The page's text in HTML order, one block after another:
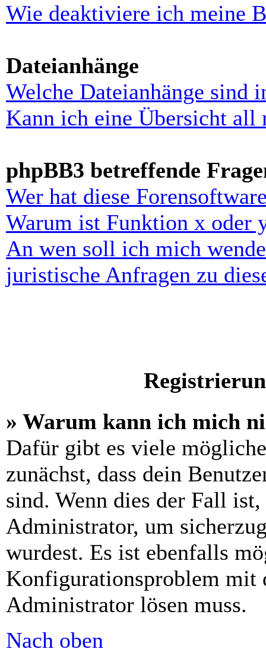
Wie deaktiviere ich meine
Dateianhänge
Welche Dateianhänge sind
Kann ich eine Übersicht all
phpBB3 betreffende
Wer hat diese
Warum ist Funktion x oder
An wen soll ich mich
juristische Anfragen zu
» Warum kann ich mich
Dafür gibt es viele
zunächst, dass dein
sind. Wenn dies der Fall
Administrator, um
wurdest. Es ist ebenfalls
Konfigurationsproblem mit
Administrator lösen muss.
Nach oben